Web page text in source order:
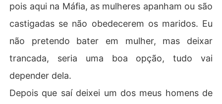
pois aqui na Máfia, as mulheres apanham ou são
castigadas se não obedecerem os maridos. Eu
não pretendo bater em mulher, mas deixar
trancada, seria uma boa opção, tudo vai
depender dela.
Depois que saí deixei um dos meus homens de